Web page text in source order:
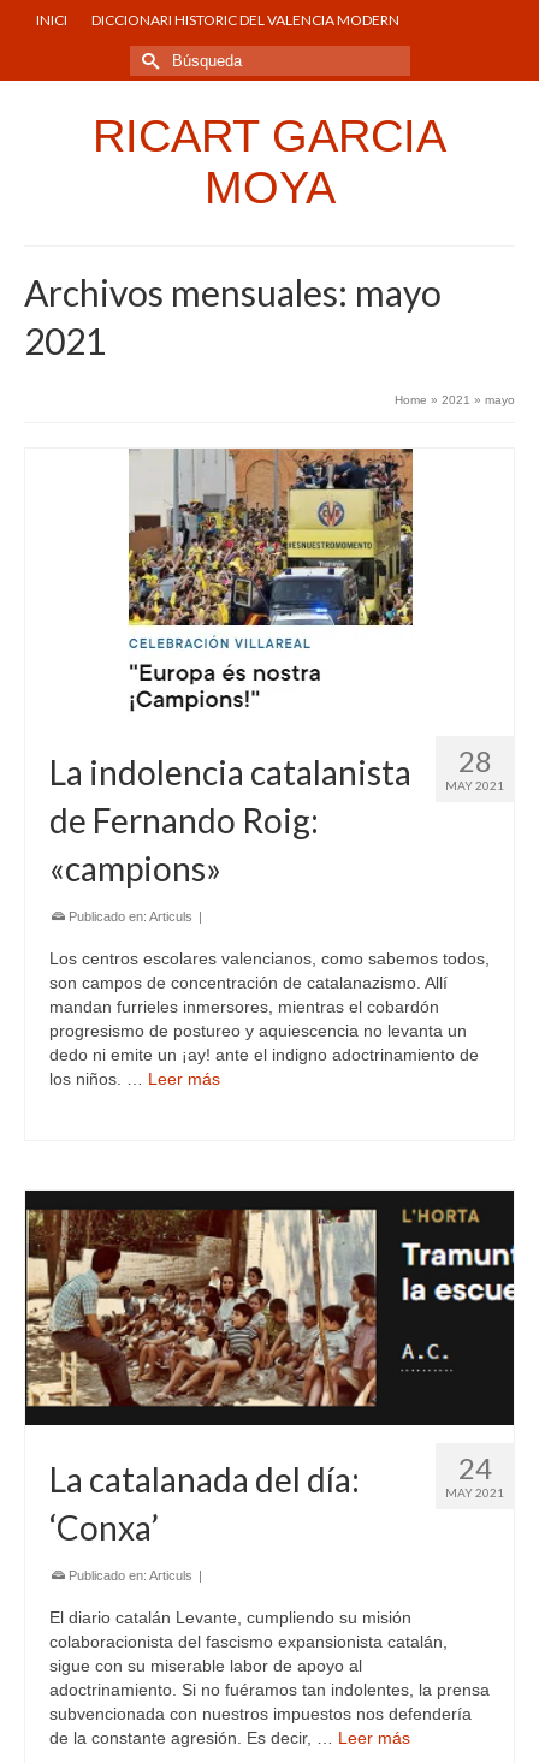
INICI DICCIONARI HISTORIC DEL VALENCIA MODERN
Buscar
por:
RICART GARCIA
MOYA
Archivos mensuales: mayo
2021
Home » 2021 » mayo
28
MAY 2021
La indolencia catalanista
de Fernando Roig:
«campions»
Publicado en: Articuls |
Los centros escolares valencianos, como sabemos todos,
son campos de concentración de catalanazismo. Allí
mandan furrieles inmersores, mientras el cobardón
progresismo de postureo y aquiescencia no levanta un
dedo ni emite un ¡ay! ante el indigno adoctrinamiento de
los niños. … Leer más
24
MAY 2021
La catalanada del día:
‘Conxa’
Publicado en: Articuls |
El diario catalán Levante, cumpliendo su misión
colaboracionista del fascismo expansionista catalán,
sigue con su miserable labor de apoyo al
adoctrinamiento. Si no fuéramos tan indolentes, la prensa
subvencionada con nuestros impuestos nos defendería
de la constante agresión. Es decir, … Leer más